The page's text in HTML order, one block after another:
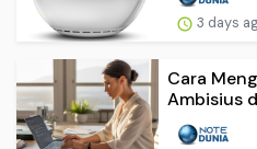
3 days
Cara
Ambisius